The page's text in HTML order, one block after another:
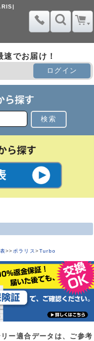
でお届け！
ログイン
検索
>>ポラリス>Turbo
ー適合データは、ご参考